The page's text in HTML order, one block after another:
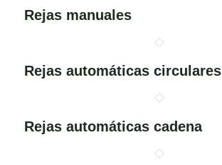
Rejas manuales
Rejas automáticas circulares
Rejas automáticas cadena